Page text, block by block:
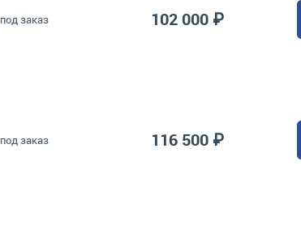
под заказ 102 000 ₽
под заказ 116 500 ₽